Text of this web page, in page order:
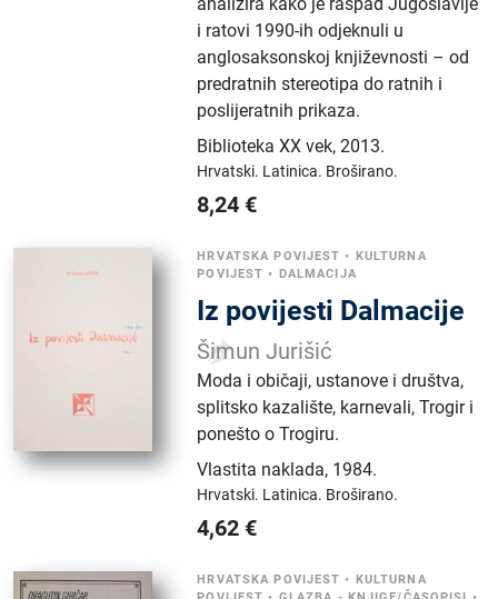
i ratovi 1990-ih odjeknuli u
anglosaksonskoj književnosti – od
predratnih stereotipa do ratnih i
poslijeratnih prikaza.
Biblioteka XX vek,2013.
Hrvatski. Latinica. Broširano.
8,24 €
HRVATSKA POVIJEST • KULTURNA
POVIJEST • DALMACIJA
Iz povijesti Dalmacije
Šimun Jurišić
Moda i običaji, ustanove i društva,
splitsko kazalište, karnevali, Trogir i
ponešto o Trogiru.
Vlastita naklada, 1984.
Hrvatski. Latinica. Broširano.
4,62 €
HRVATSKA POVIJEST • KULTURNA